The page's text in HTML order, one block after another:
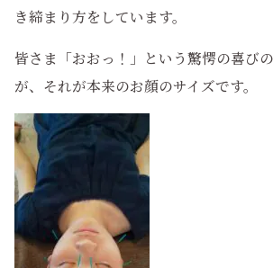
き締まり方をしています。
皆さま「おおっ！」という驚愕の喜び
が、それが本来のお顔のサイズです。